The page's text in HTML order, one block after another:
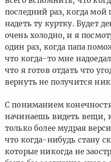
последний раз, когда
надеть ту куртку. Будет
очень холодно, и я
один раз, когда папа
что когда-то мне
что я готов отдать что
вернуть не получится
С пониманием
начинаешь видеть вещи,
только более мудрая
что когда-нибудь стану
которые никогда не